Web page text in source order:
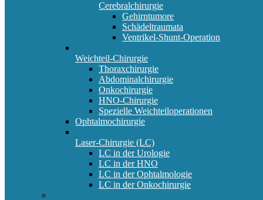
Cerebralchirurgie
Gehirntumore
Schädeltraumata
Ventrikel-Shunt-Operation
Weichteil-Chirurgie
Thoraxchirurgie
Abdominalchirurgie
Onkochirurgie
HNO-Chirurgie
Spezielle Weichteiloperationen
Ophtalmochirurgie
Laser-Chirurgie (LC)
LC in der Urologie
LC in der HNO
LC in der Ophtalmologie
LC in der Onkochirurgie